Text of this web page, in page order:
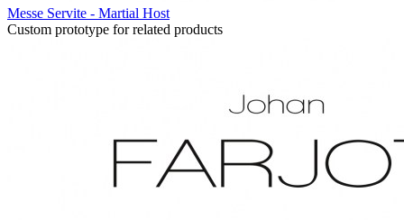
Messe Servite - Martial Host
Custom prototype for related products